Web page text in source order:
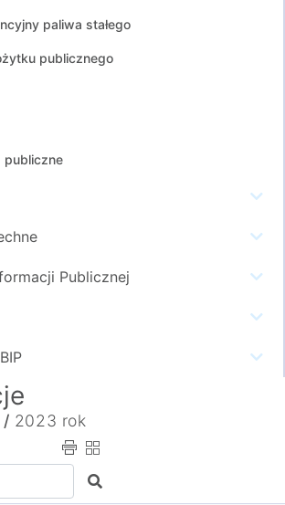
paliwa stałego
publicznego
publiczne
Publicznej
/ 2023 rok
Szukaj